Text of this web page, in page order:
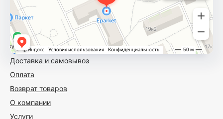
Доставка и самовывоз
Оплата
Возврат товаров
О компании
Услуги